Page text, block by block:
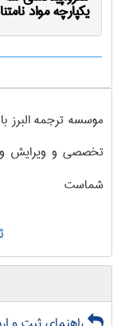
یکپارچه مواد
موسسه ترجمه البرز
تخصصی و ویرایش و
شماست